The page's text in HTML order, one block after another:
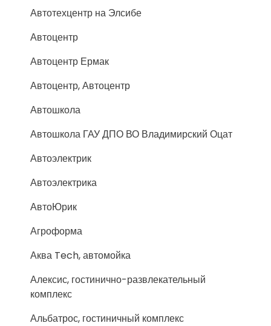
Автотехцентр на Элсибе
Автоцентр
Автоцентр Ермак
Автоцентр, Автоцентр
Автошкола
Автошкола ГАУ ДПО ВО Владимирский Оцат
Автоэлектрик
Автоэлектрика
АвтоЮрик
Агроформа
Аква Tech, автомойка
Алексис, гостинично-развлекательный
комплекс
Альбатрос, гостиничный комплекс